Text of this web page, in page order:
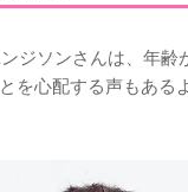
ジソンさんは、年齢
を心配する声もある